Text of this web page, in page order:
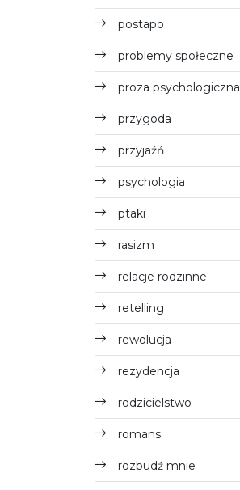
postapo
problemy społeczne
proza psychologiczna
przygoda
przyjaźń
psychologia
ptaki
rasizm
relacje rodzinne
retelling
rewolucja
rezydencja
rodzicielstwo
romans
rozbudź mnie